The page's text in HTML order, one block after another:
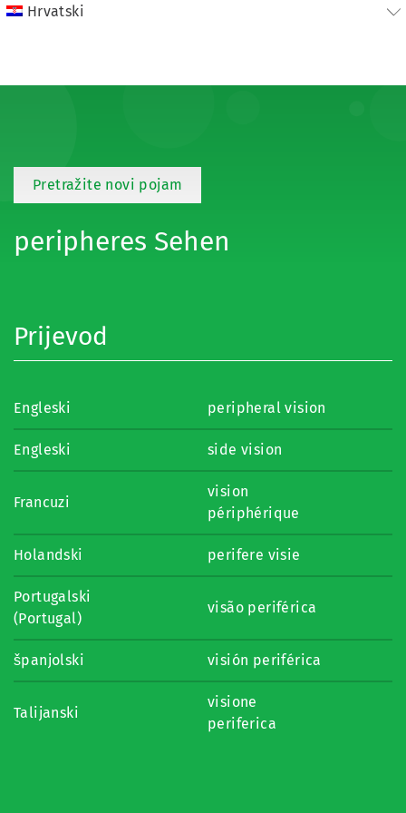
Hrvatski
Pretražite novi pojam
peripheres Sehen
Prijevod
Engleski peripheral vision
Engleski side vision
Francuzi
vision
périphérique
Holandski perifere visie
Portugalski
(Portugal)
visão periférica
španjolski visión periférica
Talijanski
visione
periferica